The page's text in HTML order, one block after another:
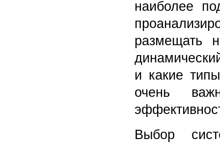
наиболее
размещать
и какие
очень
Выбор